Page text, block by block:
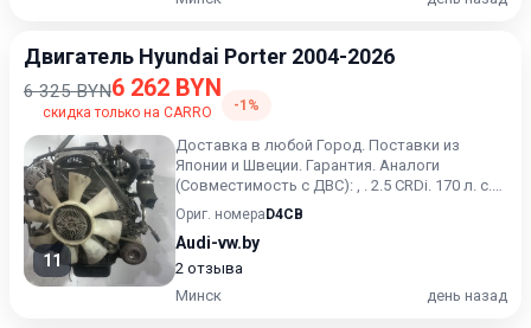
Двигатель Hyundai Porter 2004-2026
6 325 BYN6 262 BYN
скидка только на CARRO -1%
11
Доставка в любой Город. Поставки из
Японии и Швеции. Гарантия. Аналоги
(Совместимость с ДВС): , . 2.5 CRDi. 170 л. с.
(125 кВт). Цена за гол...
Ориг. номера D4CB
Audi-vw.by
2 отзыва
Минск
день назад